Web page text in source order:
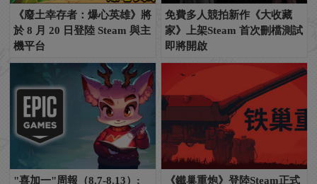
《廢土幸存者：爆心英雄》將
於 8 月 20 日登陸 Steam 與主
機平台
免費多人競拍新作《大收藏
家》上架Steam 首次刪檔測試
即將開啟
"喜加一"周報（8.7-8.13）:
《鐵巢重炮》登陸Steam正式